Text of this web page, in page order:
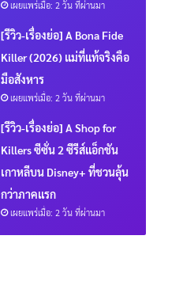
เผยแพร่เมื่อ: 2 วัน ที่ผ่านมา
[รีวิว-เรื่องย่อ] A Bona Fide
Killer (2026) แม่ที่แท้จริงคือ
มือสังหาร
เผยแพร่เมื่อ: 2 วัน ที่ผ่านมา
[รีวิว-เรื่องย่อ] A Shop for
Killers ซีซั่น 2 ซีรีส์แอ็กชัน
เกาหลีบน Disney+ ที่ชวนลุ้น
กว่าภาคแรก
เผยแพร่เมื่อ: 2 วัน ที่ผ่านมา